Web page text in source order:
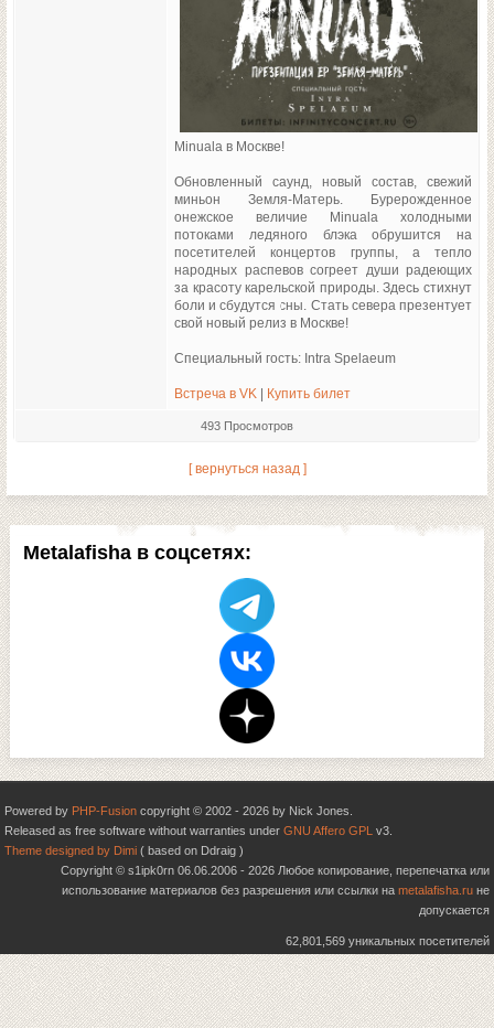
Metalafisha в соцсетях:
Minuala в Москве!
Обновленный саунд, новый состав, свежий
миньон Земля-Матерь. Бурерожденное
онежское величие Minuala холодными
потоками ледяного блэка обрушится на
посетителей концертов группы, а тепло
народных распевов согреет души радеющих
за красоту карельской природы. Здесь стихнут
боли и сбудутся сны. Стать севера презентует
свой новый релиз в Москве!
Специальный гость: Intra Spelaeum
Встреча в VK Купить билет
493 Просмотров
[ вернуться назад ]
Powered by PHP-Fusion copyright © 2002 - 2026 by Nick Jones.
Released as free software without warranties under GNU Affero GPL v3.
Theme designed by Dimi ( based on Ddraig )
Copyright © s1ipk0rn 06.06.2006 - 2026 Любое копирование, перепечатка или
использование материалов без разрешения или ссылки на metalafisha.ru не
допускается
62,801,569 уникальных посетителей